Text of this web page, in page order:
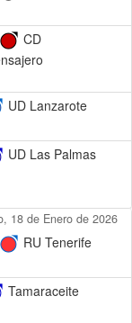
CD
UD Lanzarote
UD Las Palmas
18 de Enero de 2026
RU Tenerife
Tamaraceite